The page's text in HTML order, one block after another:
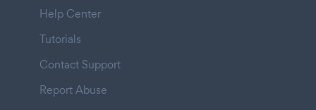
Help Center
Tutorials
Contact Support
Report Abuse